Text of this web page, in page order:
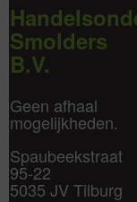
Smolders
B.V.
Geen afhaal
mogelijkheden.
Spaubeekstraat
95-22
5035 JV Tilburg